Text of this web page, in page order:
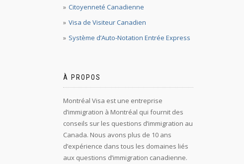
Citoyenneté Canadienne
Visa de Visiteur Canadien
Système d’Auto-Notation Entrée Express
À PROPOS
Montréal Visa est une entreprise
d’immigration à Montréal qui fournit des
conseils sur les questions d’immigration au
Canada. Nous avons plus de 10 ans
d’expérience dans tous les domaines liés
aux questions d’immigration canadienne.